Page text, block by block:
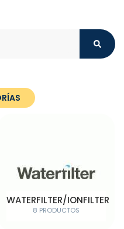
WATERFILTER/IONFILTER
8 PRODUCTOS